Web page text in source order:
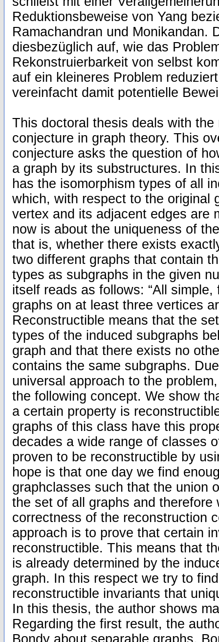
Reduktionsbeweise von Yang
Ramachandran und Monikandan.
diesbezüglich auf, wie das
Rekonstruierbarkeit von selbst
auf ein kleineres Problem
vereinfacht damit potentielle
This doctoral thesis deals with the
conjecture in graph theory. This
conjecture asks the question of
a graph by its substructures. In
has the isomorphism types of all
which, with respect to the original
vertex and its adjacent edges are
now is about the uniqueness of
that is, whether there exists
two different graphs that contain
types as subgraphs in the given
itself reads as follows: “All
graphs on at least three vertices
Reconstructible means that the
types of the induced subgraphs
graph and that there exists no
contains the same subgraphs.
universal approach to the
the following concept. We show
a certain property is
graphs of this class have this
decades a wide range of classes
proven to be reconstructible by
hope is that one day we find
graphclasses such that the union
the set of all graphs and therefore
correctness of the reconstruction
approach is to prove that certain
reconstructible. This means that
is already determined by the
graph. In this respect we try to
reconstructible invariants that
In this thesis, the author shows
Regarding the first result, the